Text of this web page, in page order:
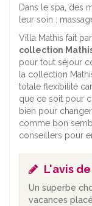
Dans le spa, des
leur soin :
Villa Mathis fait
collection
pour tout séjour
la collection
totale flexibilité
que ce soit pour
bien pour
comme bon
conseillers pour
L'avis
Un superbe
vacances